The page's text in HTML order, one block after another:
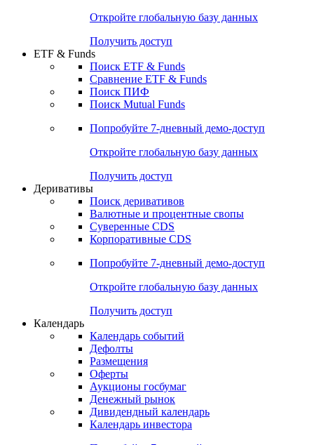
Откройте глобальную базу данных
Получить доступ
ETF & Funds
Поиск ETF & Funds
Сравнение ETF & Funds
Поиск ПИФ
Поиск Mutual Funds
Попробуйте 7-дневный демо-доступ
Откройте глобальную базу данных
Получить доступ
Деривативы
Поиск деривативов
Валютные и процентные свопы
Суверенные CDS
Корпоративные CDS
Попробуйте 7-дневный демо-доступ
Откройте глобальную базу данных
Получить доступ
Календарь
Календарь событий
Дефолты
Размещения
Оферты
Аукционы госбумаг
Денежный рынок
Дивидендный календарь
Календарь инвестора